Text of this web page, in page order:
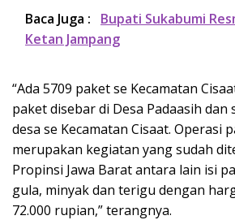
Baca Juga :
Bupati Sukabumi
Ketan Jampang
“Ada 5709 paket se Kecamatan
paket disebar di Desa Padaasih dan
desa se Kecamatan Cisaat. Operasi
merupakan kegiatan yang sudah
Propinsi Jawa Barat antara lain isi
gula, minyak dan terigu dengan
72.000 rupian,” terangnya.